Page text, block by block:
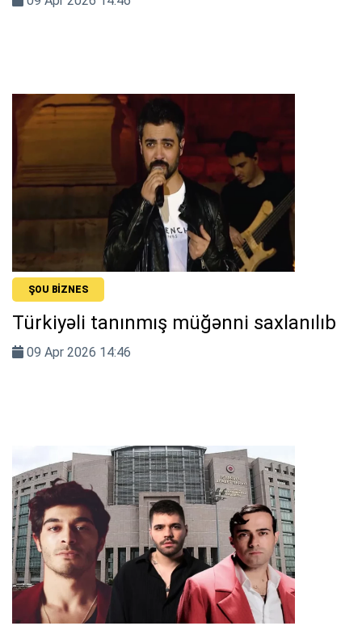
ŞOU BIZNES
Türkiyəli tanınmış müğənni saxlanılıb
09 Apr 2026 14:46